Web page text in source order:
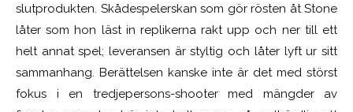
slutprodukten. Skådespelerskan som gör rösten åt Stone
låter som hon läst in replikerna rakt upp och ner till ett
helt annat spel; leveransen är styltig och låter lyft ur sitt
sammanhang. Berättelsen kanske inte är det med störst
fokus i en tredjepersons-shooter med mängder av